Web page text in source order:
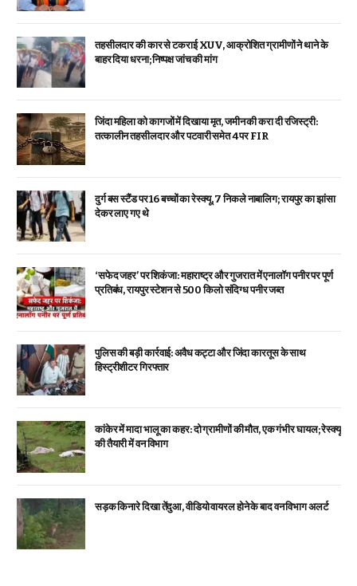
तहसीलदार की कार से टकराई XUV, आक्रोशित ग्रामीणों ने थाने के
बाहर दिया धरना; निष्पक्ष जांच की मांग
जिंदा महिला को कागजों में दिखाया मृत, जमीन की करा दी रजिस्ट्री:
तत्कालीन तहसीलदार और पटवारी समेत 4 पर FIR
दुर्ग बस स्टैंड पर 16 बच्चों का रेस्क्यू, 7 निकले नाबालिग; रायपुर का झांसा
देकर लाए गए थे
‘सफेद जहर’ पर शिकंजा: महाराष्ट्र और गुजरात में एनालॉग पनीर पर पूर्ण
प्रतिबंध, रायपुर स्टेशन से 500 किलो संदिग्ध पनीर जब्त
पुलिस की बड़ी कार्रवाई: अवैध कट्टा और जिंदा कारतूस के साथ
हिस्ट्रीशीटर गिरफ्तार
कांकेर में मादा भालू का कहर: दो ग्रामीणों की मौत, एक गंभीर घायल; रेस्क्यू
की तैयारी में वन विभाग
सड़क किनारे दिखा तेंदुआ, वीडियो वायरल होने के बाद वन विभाग अलर्ट